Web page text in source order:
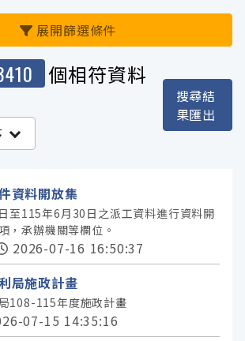
展開篩選條件
計處 (570)
察局 (475)
會局 (250)
民政局 (232)
究發展考核委員會 (176)
方稅務局 (171)
育局 (143)
政局 (124)
個相符資料
搜尋結
果匯出
資料開放集
至115年6月30日之派工資料進行資料開
，承辦機關等欄位。
2026-07-16 16:50:37
局施政計畫
108-115年度施政計畫
07-15 14:35:16